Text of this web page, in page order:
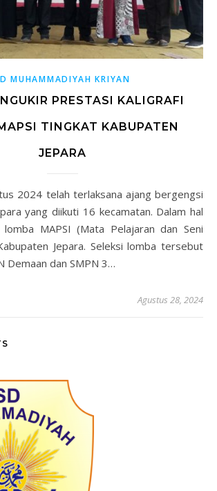
MUHAMMADIYAH KRIYAN
PRESTASI KALIGRAFI
TINGKAT KABUPATEN
JEPARA
yang diikuti 16 kecamatan. Dalam hal
MAPSI (Mata Pelajaran dan Seni
Jepara. Seleksi lomba tersebut
Demaan dan SMPN 3…
Agustus 28, 2024